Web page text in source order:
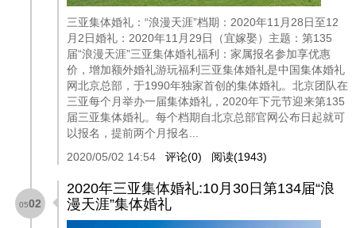
三亚集体婚礼：“浪漫天涯”档期：2020年11月28日至12
月2日婚礼：2020年11月29日（宜嫁娶）主题：第135
届“浪漫天涯”三亚集体婚礼福利：家属报名参加享优惠
价，增加额外婚礼游玩福利三亚集体婚礼是中国集体婚礼
网北京总部，于1990年独家首创的集体婚礼。北京团队在
三亚每个月举办一届集体婚礼，2020年下元节迎来第135
届三亚集体婚礼。每个档期自北京总部官网公布日起就可
以报名，提前两个月报名...
2020/05/02 14:54 评论(0) 阅读(1943)
0502
2020年三亚集体婚礼:10月30日第134届“浪
漫天涯”集体婚礼